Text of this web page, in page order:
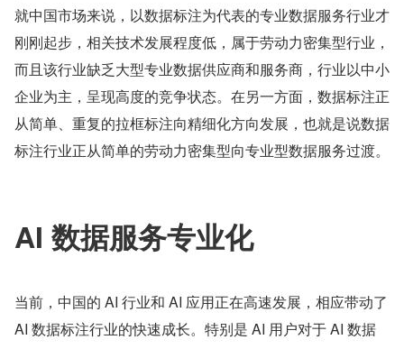
就中国市场来说，以数据标注为代表的专业数据服务行业才
刚刚起步，相关技术发展程度低，属于劳动力密集型行业，
而且该行业缺乏大型专业数据供应商和服务商，行业以中小
企业为主，呈现高度的竞争状态。在另一方面，数据标注正
从简单、重复的拉框标注向精细化方向发展，也就是说数据
标注行业正从简单的劳动力密集型向专业型数据服务过渡。
AI 数据服务专业化
当前，中国的 AI 行业和 AI 应用正在高速发展，相应带动了
AI 数据标注行业的快速成长。特别是 AI 用户对于 AI 数据